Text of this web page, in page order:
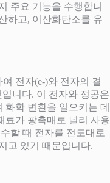
주요 기능을 수행합니
하고, 이산화탄소를 유
전자(e-)와 전자의 결
니다. 이 전자와 정공은
학 변환을 일으키는 데
료가 광촉매로 널리 사용
할 때 전자를 전도대로
고 있기 때문입니다.